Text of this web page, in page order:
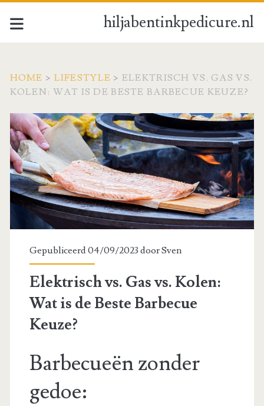
hiljabentinkpedicure.nl
HOME > LIFESTYLE > ELEKTRISCH VS. GAS VS.
KOLEN: WAT IS DE BESTE BARBECUE KEUZE?
Gepubliceerd 04/09/2023 doorSven
Elektrisch vs. Gas vs. Kolen:
Wat is de Beste Barbecue
Keuze?
Barbecueën zonder
gedoe: